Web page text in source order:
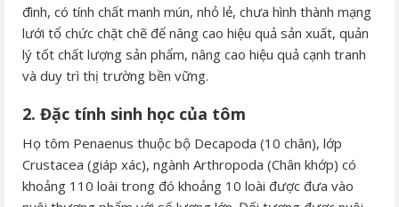
đình, có tính chất manh mún, nhỏ lẻ, chưa hình thành mạng
lưới tổ chức chặt chẽ để nâng cao hiệu quả sản xuất, quản
lý tốt chất lượng sản phẩm, nâng cao hiệu quả cạnh tranh
và duy trì thị trường bền vững.
2. Đặc tính sinh học của tôm
Họ tôm Penaenus thuộc bộ Decapoda (10 chân), lớp
Crustacea (giáp xác), ngành Arthropoda (Chân khớp) có
khoảng 110 loài trong đó khoảng 10 loài được đưa vào